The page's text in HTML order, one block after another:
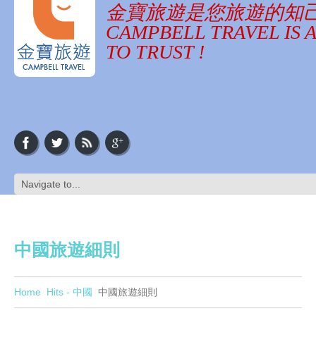
金寶旅遊是您旅遊的知
CAMPBELL TRAVEL IS
TO TRUST !
中國旅遊細則
Home Hits - 中國 中國旅遊細則